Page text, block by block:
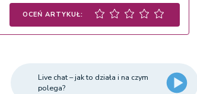
OCEŃ ARTYKUŁ:
Live chat – jak to działa i na czym
polega?